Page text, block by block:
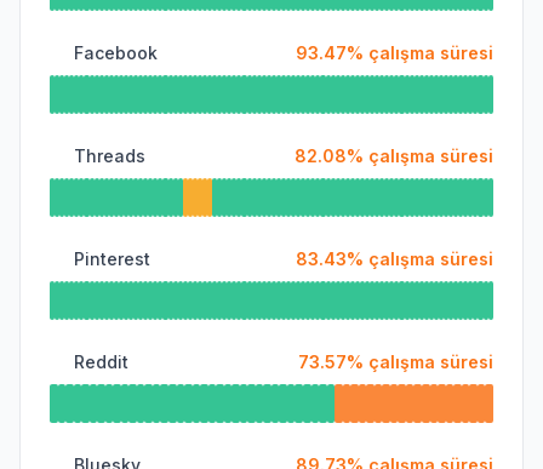
Facebook 93.47% çalışma süresi
Threads 82.08% çalışma süresi
Pinterest 83.43% çalışma süresi
Reddit 73.57% çalışma süresi
Bluesky 89.73% çalışma süresi